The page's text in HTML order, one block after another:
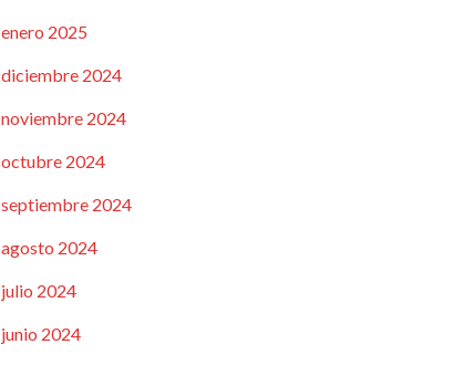
enero 2025
diciembre 2024
noviembre 2024
octubre 2024
septiembre 2024
agosto 2024
julio 2024
junio 2024